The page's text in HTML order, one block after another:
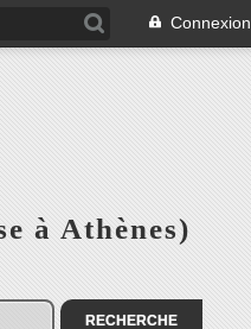
Connexion
à Athènes)